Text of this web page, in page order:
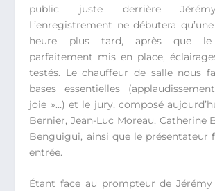
public juste derrière
L’enregistrement ne débutera
heure plus tard, après que
parfaitement mis en place,
testés. Le chauffeur de salle nous
bases essentielles
joie »…) et le jury, composé
Bernier, Jean-Luc Moreau, Catherine
Benguigui, ainsi que le présentateur
entrée.
Étant face au prompteur de Jérémy